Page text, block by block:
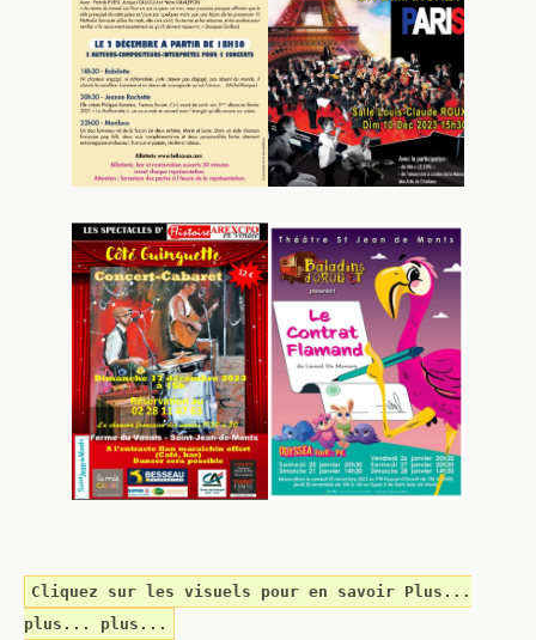
Cliquez sur les visuels pour en savoir Plus...
plus... plus...